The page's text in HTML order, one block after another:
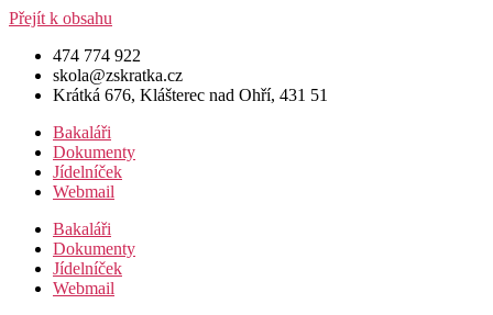
Přejít k obsahu
474 774 922
skola@zskratka.cz
Krátká 676, Klášterec nad Ohří, 431 51
Bakaláři
Dokumenty
Jídelníček
Webmail
Bakaláři
Dokumenty
Jídelníček
Webmail